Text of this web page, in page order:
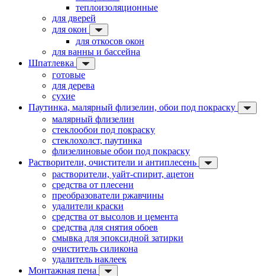
теплоизоляционные
для дверей
для окон
для откосов окон
для ванны и бассейна
Шпатлевка
готовые
для дерева
сухие
Паутинка, малярный флизелин, обои под покраску
малярный флизелин
стеклообои под покраску
стеклохолст, паутинка
флизелиновые обои под покраску
Растворители, очистители и антиплесень
растворители, уайт-спирит, ацетон
средства от плесени
преобразователи ржавчины
удалители краски
средства от высолов и цемента
средства для снятия обоев
смывка для эпоксидной затирки
очиститель силикона
удалитель наклеек
Монтажная пена